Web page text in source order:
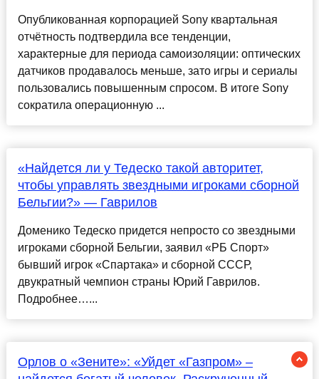
Опубликованная корпорацией Sony квартальная
отчётность подтвердила все тенденции,
характерные для периода самоизоляции: оптических
датчиков продавалось меньше, зато игры и сериалы
пользовались повышенным спросом. В итоге Sony
сократила операционную ...
«Найдется ли у Тедеско такой авторитет,
чтобы управлять звездными игроками сборной
Бельгии?» — Гаврилов
Доменико Тедеско придется непросто со звездными
игроками сборной Бельгии, заявил «РБ Спорт»
бывший игрок «Спартака» и сборной СССР,
двукратный чемпион страны Юрий Гаврилов.
Подробнее…...
Орлов о «Зените»: «Уйдет «Газпром» –